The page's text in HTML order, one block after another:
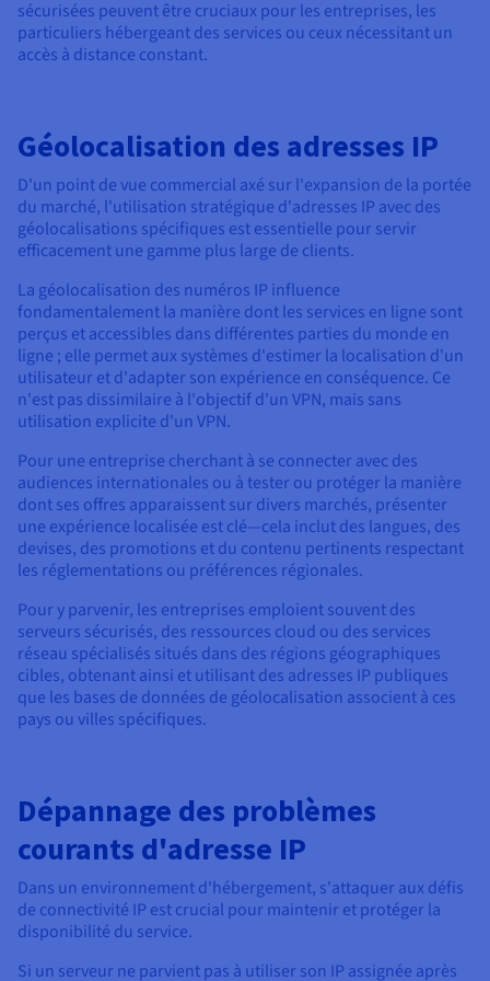
sécurisées peuvent être cruciaux pour les entreprises, les
particuliers hébergeant des services ou ceux nécessitant un
accès à distance constant.
Géolocalisation des adresses IP
D'un point de vue commercial axé sur l'expansion de la portée
du marché, l'utilisation stratégique d'adresses IP avec des
géolocalisations spécifiques est essentielle pour servir
efficacement une gamme plus large de clients.
La géolocalisation des numéros IP influence
fondamentalement la manière dont les services en ligne sont
perçus et accessibles dans différentes parties du monde en
ligne ; elle permet aux systèmes d'estimer la localisation d'un
utilisateur et d'adapter son expérience en conséquence. Ce
n'est pas dissimilaire à l'objectif d'un VPN, mais sans
utilisation explicite d'un VPN.
Pour une entreprise cherchant à se connecter avec des
audiences internationales ou à tester ou protéger la manière
dont ses offres apparaissent sur divers marchés, présenter
une expérience localisée est clé—cela inclut des langues, des
devises, des promotions et du contenu pertinents respectant
les réglementations ou préférences régionales.
Pour y parvenir, les entreprises emploient souvent des
serveurs sécurisés, des ressources cloud ou des services
réseau spécialisés situés dans des régions géographiques
cibles, obtenant ainsi et utilisant des adresses IP publiques
que les bases de données de géolocalisation associent à ces
pays ou villes spécifiques.
Dépannage des problèmes
courants d'adresse IP
Dans un environnement d'hébergement, s'attaquer aux défis
de connectivité IP est crucial pour maintenir et protéger la
disponibilité du service.
Si un serveur ne parvient pas à utiliser son IP assignée après